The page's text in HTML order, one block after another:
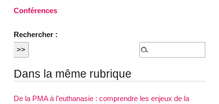
Conférences
Rechercher :
Dans la même rubrique
De la PMA à l’euthanasie : comprendre les enjeux de la